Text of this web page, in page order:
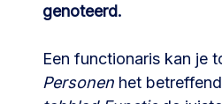
genoteerd.
Een functionaris kan je
Personen het